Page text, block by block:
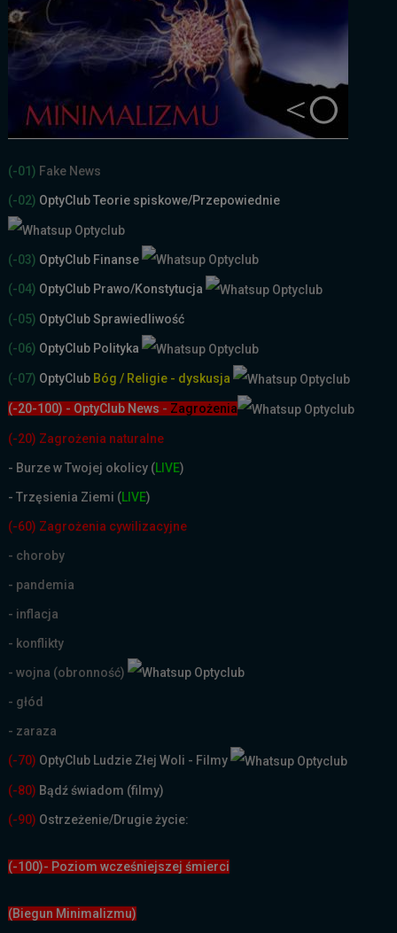
(-01) Fake News
(-02) OptyClub Teorie spiskowe/Przepowiednie
(-03) OptyClub Finanse
(-04) OptyClub Prawo/Konstytucja
(-05) OptyClub Sprawiedliwość
(-06) OptyClub Polityka
(-07) OptyClub Bóg / Religie - dyskusja
(-20-100) - OptyClub News - Zagrożenia
(-20) Zagrożenia naturalne
- Burze w Twojej okolicy (LIVE)
- Trzęsienia Ziemi (LIVE)
(-60) Zagrożenia cywilizacyjne
- choroby
- pandemia
- inflacja
- konflikty
- wojna (obronność)
- głód
- zaraza
(-70) OptyClub Ludzie Złej Woli - Filmy
(-80) Bądź świadom (filmy)
(-90) Ostrzeżenie/Drugie życie:
(-100)- Poziom wcześniejszej śmierci
(Biegun Minimalizmu)